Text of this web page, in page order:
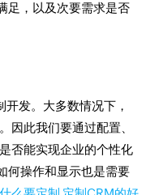
足，以及次要需求是否
发。大多数情况下，
因此我们要通过配置、
否能实现企业的个性化
何操作和显示也是需要